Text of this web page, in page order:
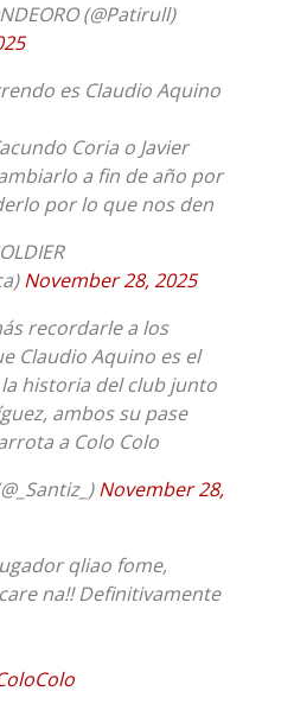
(@Patirull)
es Claudio Aquino
Coria o Javier
a fin de año por
por lo que nos den
November 28, 2025
recordarle a los
Claudio Aquino es el
historia del club junto
ambos su pase
a Colo Colo
November 28,
qliao fome,
na!! Definitivamente